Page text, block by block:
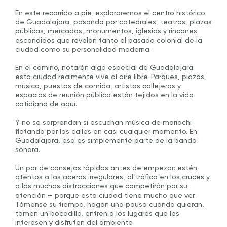
En este recorrido a pie, exploraremos el centro histórico
de Guadalajara, pasando por catedrales, teatros, plazas
públicas, mercados, monumentos, iglesias y rincones
escondidos que revelan tanto el pasado colonial de la
ciudad como su personalidad moderna.
En el camino, notarán algo especial de Guadalajara:
esta ciudad realmente vive al aire libre. Parques, plazas,
música, puestos de comida, artistas callejeros y
espacios de reunión pública están tejidos en la vida
cotidiana de aquí.
Y no se sorprendan si escuchan música de mariachi
flotando por las calles en casi cualquier momento. En
Guadalajara, eso es simplemente parte de la banda
sonora.
Un par de consejos rápidos antes de empezar: estén
atentos a las aceras irregulares, al tráfico en los cruces y
a las muchas distracciones que competirán por su
atención — porque esta ciudad tiene mucho que ver.
Tómense su tiempo, hagan una pausa cuando quieran,
tomen un bocadillo, entren a los lugares que les
interesen y disfruten del ambiente.